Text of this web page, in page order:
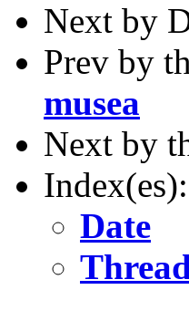
Next by
Prev by
musea
Next by
Index(es):
Date